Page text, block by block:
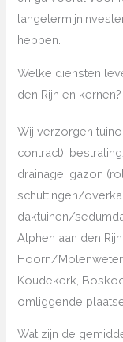
hebben.
Welke diensten
den Rijn en kernen?
Wij verzorgen
contract),
drainage, gazon
schuttingen/
daktuinen/
Alphen aan den
Hoorn/
Koudekerk,
omliggende
Wat zijn de